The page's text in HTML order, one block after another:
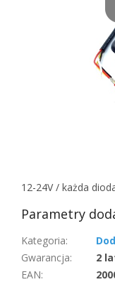
12-24V / każda
Parametry
Kategoria:
Gwarancja:
2
EAN: